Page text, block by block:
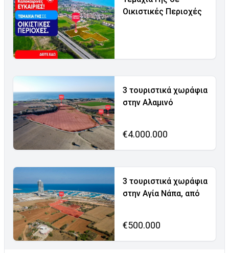
Οικιστικές Περιοχές
3 τουριστικά χωράφια
στην Αλαμινό
€4.000.000
3 τουριστικά χωράφια
στην Αγία Νάπα, από
€500.000